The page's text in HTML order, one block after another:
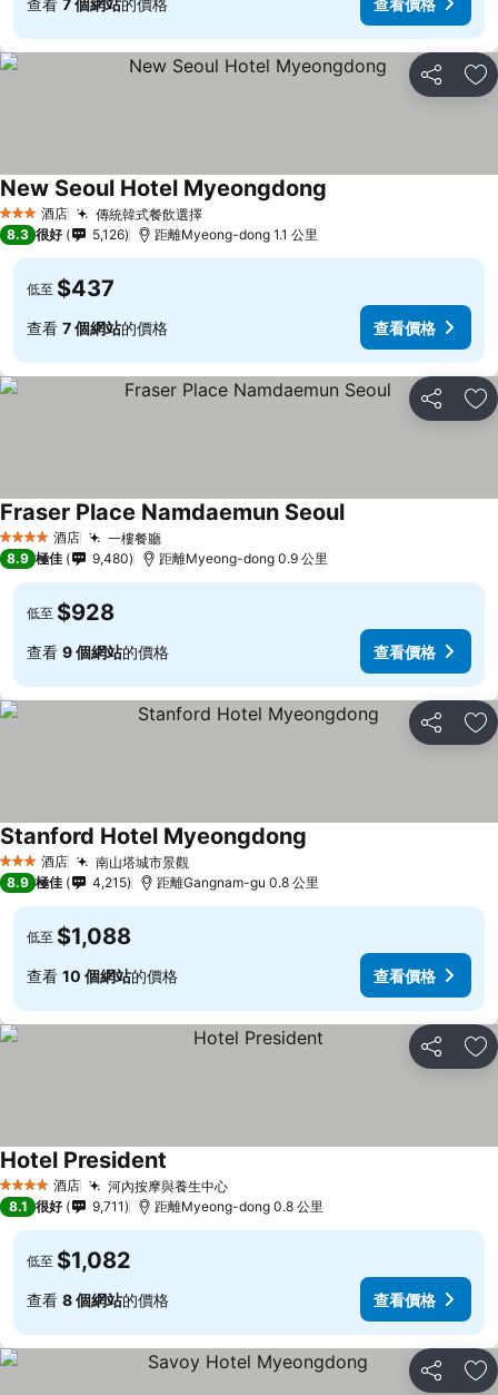
分享 放
3 星級 酒店 傳統韓式餐飲選擇
New Seoul Hotel Myeongdong
8.3 很好 5,126 距離Myeong-dong 1.1 公里
低至 $437
查看 7 個網站的價格 查看價格
分享 放
4 星級 酒店 一樓餐廳
Fraser Place Namdaemun Seoul
8.9 極佳 9,480 距離Myeong-dong 0.9 公里
低至 $928
查看 9 個網站的價格 查看價格
分享 放
3 星級 酒店 南山塔城市景觀
Stanford Hotel Myeongdong
8.9 極佳 4,215 距離Gangnam-gu 0.8 公里
低至 $1,088
查看 10 個網站的價格 查看價格
分享 放
4 星級 酒店 河內按摩與養生中心
Hotel President
8.1 很好 9,711 距離Myeong-dong 0.8 公里
低至 $1,082
查看 8 個網站的價格 查看價格
分享 放